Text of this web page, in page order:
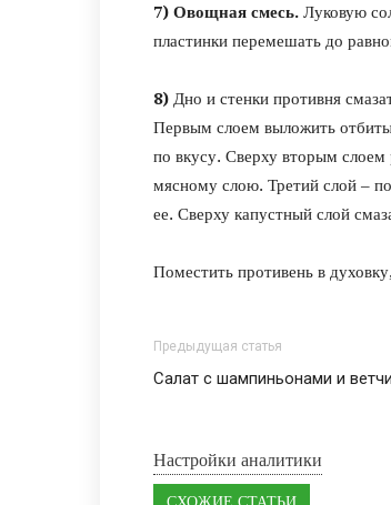
7) Овощная смесь. Луковую
пластинки перемешать до
8) Дно и стенки противня
Первым слоем выложить
по вкусу. Сверху вторым
мясному слою. Третий слой –
ее. Сверху капустный слой
Поместить противень в
Предыдущая статья
Салат с шампиньонами и
Настройки аналитики